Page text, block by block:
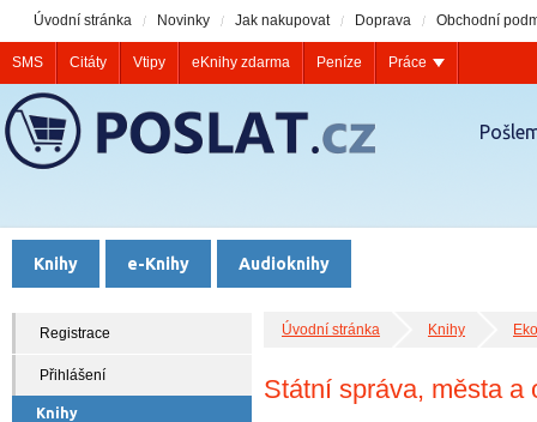
Knihy e-Knihy Audioknihy
Úvodní stránka Knihy
Státní správa, města a
Registrace
Přihlášení
Knihy
Úvodní stránka Novinky Jak nakupovat Doprava Obchodní
SMS Citáty Vtipy eKnihy zdarma Peníze Práce